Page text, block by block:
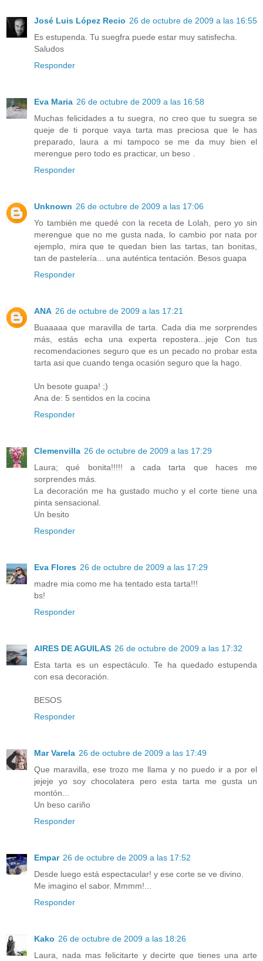
José Luis López Recio 26 de octubre de 2009 a las 16:55
Es estupenda. Tu suegfra puede estar muy satisfecha.
Saludos
Responder
Eva Maria 26 de octubre de 2009 a las 16:58
Muchas felicidades a tu suegra, no creo que tu suegra se
queje de ti porque vaya tarta mas preciosa que le has
preparado, laura a mi tampoco se me da muy bien el
merengue pero todo es practicar, un beso .
Responder
Unknown 26 de octubre de 2009 a las 17:06
Yo también me quedé con la receta de Lolah, pero yo sin
merengue que no me gusta nada, lo cambio por nata por
ejemplo, mira que te quedan bien las tartas, tan bonitas,
tan de pastelería... una auténtica tentación. Besos guapa
Responder
ANA 26 de octubre de 2009 a las 17:21
Buaaaaa que maravilla de tarta. Cada dia me sorprendes
más, estás echa una experta repostera...jeje Con tus
recomendaciones seguro que es un pecado no probar esta
tarta asi que cuando tenga ocasión seguro que la hago.
Un besote guapa! ;)
Ana de: 5 sentidos en la cocina
Responder
Clemenvilla 26 de octubre de 2009 a las 17:29
Laura; qué bonita!!!!! a cada tarta que haces me
sorprendes más.
La decoración me ha gustado mucho y el corte tiene una
pinta sensacional.
Un besito
Responder
Eva Flores 26 de octubre de 2009 a las 17:29
madre mia como me ha tentado esta tarta!!!
bs!
Responder
AIRES DE AGUILAS 26 de octubre de 2009 a las 17:32
Esta tarta es un espectáculo. Te ha quedado estupenda
con esa decoración.
BESOS
Responder
Mar Varela 26 de octubre de 2009 a las 17:49
Que maravilla, ese trozo me llama y no puedo ir a por el
jejeje yo soy chocolatera pero esta tarta me gusta un
montón...
Un beso cariño
Responder
Empar 26 de octubre de 2009 a las 17:52
Desde luego está espectacular! y ese corte se ve divino.
Me imagino el sabor. Mmmm!...
Responder
Kako 26 de octubre de 2009 a las 18:26
Laura, nada mas felicitarte y decirte que tienes una arte